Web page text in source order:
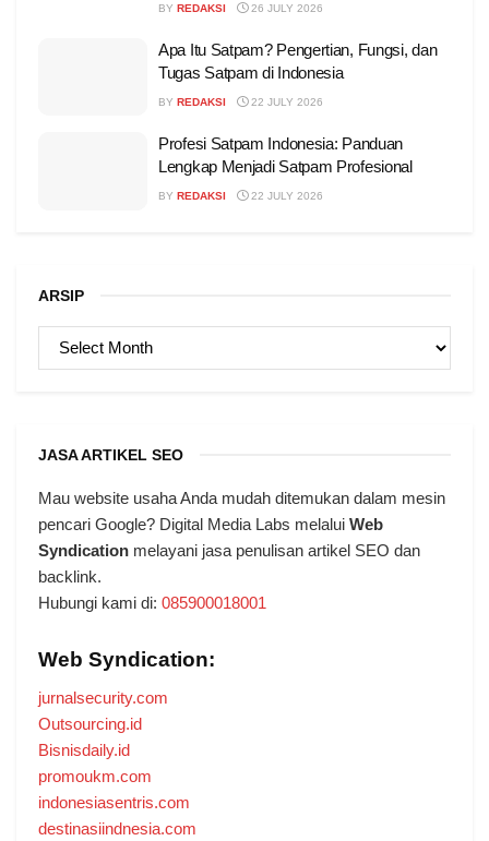
BY REDAKSI 26 JULY 2026
Apa Itu Satpam? Pengertian, Fungsi, dan
Tugas Satpam di Indonesia
BY REDAKSI 22 JULY 2026
Profesi Satpam Indonesia: Panduan
Lengkap Menjadi Satpam Profesional
BY REDAKSI 22 JULY 2026
ARSIP
ARSIP
JASA ARTIKEL SEO
Mau website usaha Anda mudah ditemukan dalam mesin
pencari Google? Digital Media Labs melalui Web
Syndication melayani jasa penulisan artikel SEO dan
backlink.
Hubungi kami di: 085900018001
Web Syndication:
jurnalsecurity.com
Outsourcing.id
Bisnisdaily.id
promoukm.com
indonesiasentris.com
destinasiindnesia.com